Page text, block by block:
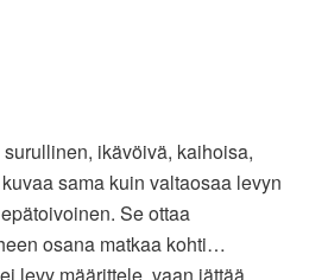
surullinen, ikävöivä, kaihoisa,
sama kuin valtaosaa levyn
Se ottaa
osana matkaa kohti…